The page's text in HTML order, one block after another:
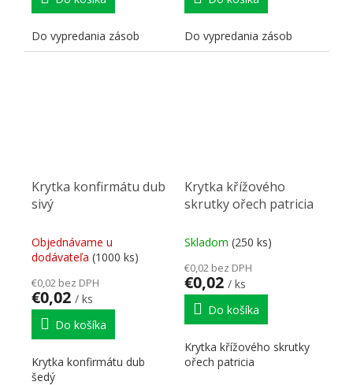
Do vypredania zásob Do vypredania zásob
Krytka konfirmátu dub
sivý
Objednávame u
dodávateľa (1000 ks)
€0,02 bez DPH
€0,02 / ks
Do košíka
Krytka konfirmátu dub
šedý
Krytka křížového
skrutky ořech patricia
Skladom (250 ks)
€0,02 bez DPH
€0,02 / ks
Do košíka
Krytka křížového skrutky
ořech patricia